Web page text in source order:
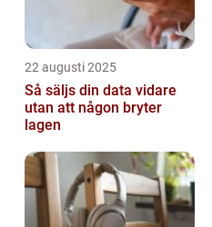
22 augusti 2025
Så säljs din data vidare
utan att någon bryter
lagen